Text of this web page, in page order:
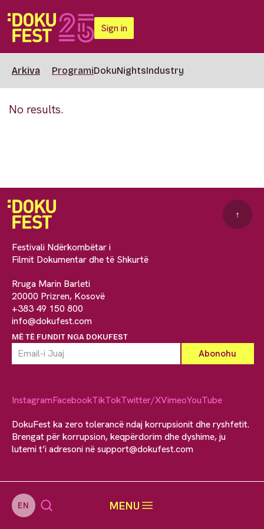
Sign in
EN MENU
Arkiva ProgramiDokuNightsIndustry
No results.
Festivali Ndërkombëtar i
Filmit Dokumentar dhe të Shkurtë
Rruga Marin Barleti
20000 Prizren, Kosovë
+383 49 150 800
info@dokufest.com
MË TË FUNDIT NGA DOKUFEST
↑
InstagramFacebookTikTokTwitter/XVimeoYouTube
DokuFest ka zero tolerancë ndaj korrupsionit dhe ryshfetit.
Brengat për korrupsion, keqpërdorim dhe dyshime, ju
lutemi t’i adresoni nësupport@dokufest.com